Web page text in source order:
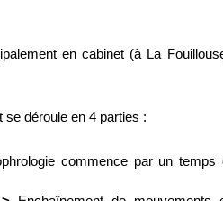
en cabinet (à La
déroule en 4 parties :
commence par un temps